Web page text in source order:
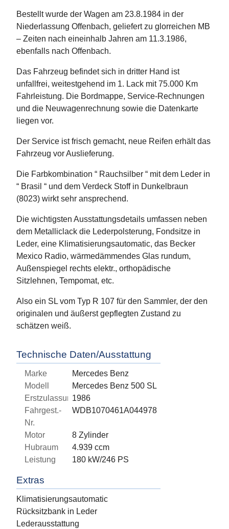
Bestellt wurde der Wagen am 23.8.1984 in der
Niederlassung Offenbach, geliefert zu glorreichen MB
– Zeiten nach eineinhalb Jahren am 11.3.1986,
ebenfalls nach Offenbach.
Das Fahrzeug befindet sich in dritter Hand ist
unfallfrei, weitestgehend im 1. Lack mit 75.000 Km
Fahrleistung. Die Bordmappe, Service-Rechnungen
und die Neuwagenrechnung sowie die Datenkarte
liegen vor.
Der Service ist frisch gemacht, neue Reifen erhält das
Fahrzeug vor Auslieferung.
Die Farbkombination “ Rauchsilber “ mit dem Leder in
“ Brasil “ und dem Verdeck Stoff in Dunkelbraun
(8023) wirkt sehr ansprechend.
Die wichtigsten Ausstattungsdetails umfassen neben
dem Metalliclack die Lederpolsterung, Fondsitze in
Leder, eine Klimatisierungsautomatic, das Becker
Mexico Radio, wärmedämmendes Glas rundum,
Außenspiegel rechts elektr., orthopädische
Sitzlehnen, Tempomat, etc.
Also ein SL vom Typ R 107 für den Sammler, der den
originalen und äußerst gepflegten Zustand zu
schätzen weiß.
Technische Daten/Ausstattung
Marke
Mercedes Benz
Modell
Mercedes Benz 500 SL
Erstzulassung1986
Fahrgest.-
Nr.
WDB1070461A044978
Motor
8 Zylinder
Hubraum
4.939 ccm
Leistung
180 kW/246 PS
Extras
Klimatisierungsautomatic
Rücksitzbank in Leder
Lederausstattung